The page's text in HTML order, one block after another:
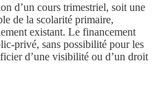
d’un cours trimestriel, soit une
de la scolarité primaire,
existant. Le financement
privé, sans possibilité pour les
d’une visibilité ou d’un droit